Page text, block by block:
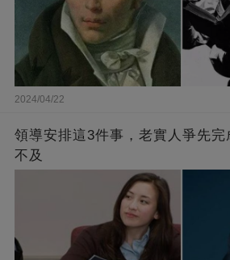
2024/04/22
領導安排這3件事，老實人爭先完
不及